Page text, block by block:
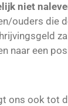
niet
ouders die
naar een
ons ook tot